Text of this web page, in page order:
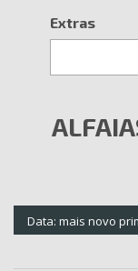
Extras
Data: mais novo